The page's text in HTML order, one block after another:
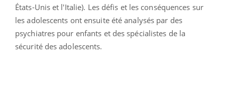
États-Unis et l'Italie). Les défis et les conséquences sur
les adolescents ont ensuite été analysés par des
psychiatres pour enfants et des spécialistes de la
sécurité des adolescents.